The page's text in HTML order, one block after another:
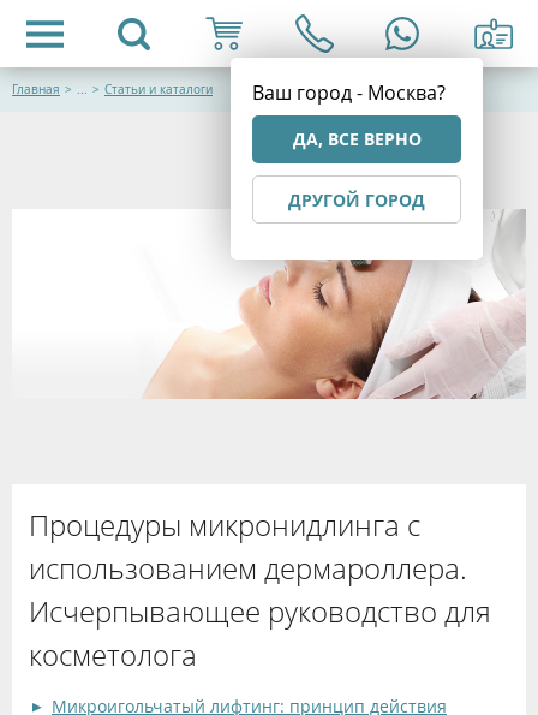
Ваш город - Москва?
ДА, ВСЕ ВЕРНО
ДРУГОЙ ГОРОД
Главная > ... > Статьи и каталоги
Процедуры микронидлинга с
использованием дермароллера.
Исчерпывающее руководство для
косметолога
Микроигольчатый лифтинг: принцип действия